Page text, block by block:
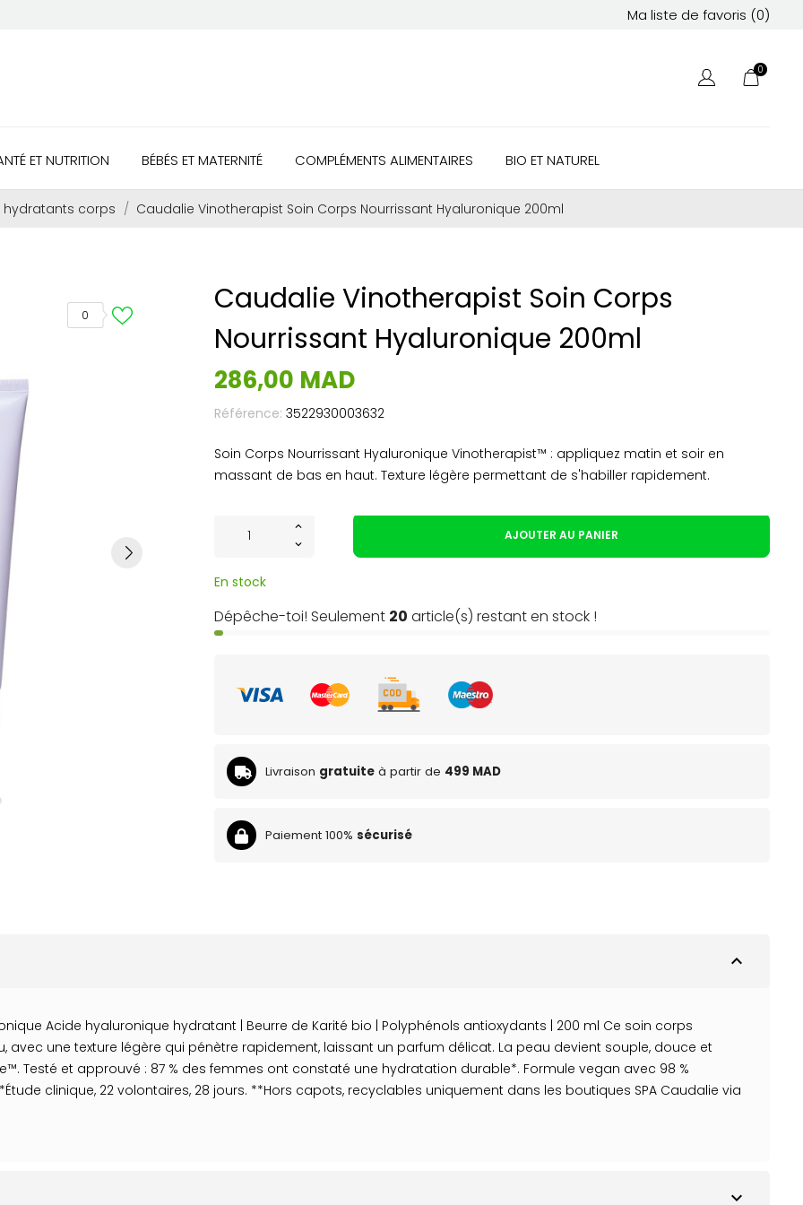
Ma liste de favoris (0)
0
ET NUTRITION BÉBÉS ET MATERNITÉ COMPLÉMENTS ALIMENTAIRES BIO ET NATUREL
hydratants corps Caudalie Vinotherapist Soin Corps Nourrissant Hyaluronique 200ml
0
Caudalie Vinotherapist Soin Corps
Nourrissant Hyaluronique 200ml
286,00 MAD
Référence: 3522930003632
Soin Corps Nourrissant Hyaluronique Vinotherapist™ : appliquez matin et soir en
massant de bas en haut. Texture légère permettant de s'habiller rapidement.
AJOUTER AU PANIER
En stock
Dépêche-toi! Seulement 20 article(s) restant en stock !
Livraison gratuite à partir de 499 MAD
Paiement 100% sécurisé
expand_less
Acide hyaluronique hydratant | Beurre de Karité bio | Polyphénols antioxydants | 200 ml Ce soin corps
une texture légère qui pénètre rapidement, laissant un parfum délicat. La peau devient souple, douce et
Testé et approuvé : 87 % des femmes ont constaté une hydratation durable*. Formule vegan avec 98 %
clinique, 22 volontaires, 28 jours. **Hors capots, recyclables uniquement dans les boutiques SPA Caudalie via
expand_more